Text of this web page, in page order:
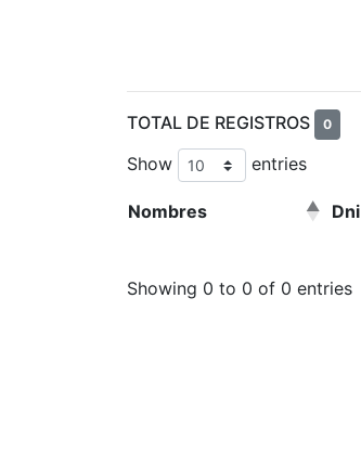
TOTAL DE REGISTROS 0
Show entries
Nombres Dni
Showing 0 to 0 of 0 entries